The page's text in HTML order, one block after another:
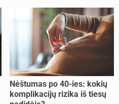
Nėštumas po 40-ies: kokių
komplikacijų rizika iš tiesų